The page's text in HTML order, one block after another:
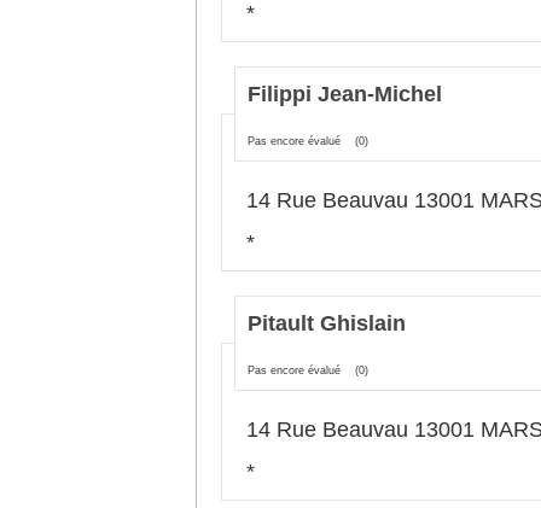
*
Filippi Jean-Michel
Pas encore évalué (0)
14 Rue Beauvau 13001
*
Pitault Ghislain
Pas encore évalué (0)
14 Rue Beauvau 13001
*